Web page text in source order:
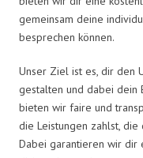
gemeinsam deine
besprechen können.
Unser Ziel ist es, dir den
gestalten und dabei dein
bieten wir faire und
die Leistungen zahlst, die
Dabei garantieren wir dir